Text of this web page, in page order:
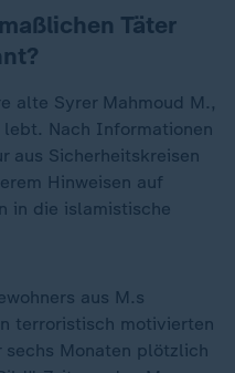
Täter
alte Syrer Mahmoud M.,
Nach Informationen
aus Sicherheitskreisen
Hinweisen auf
in die islamistische
aus M.s
terroristisch motivierten
Monaten plötzlich